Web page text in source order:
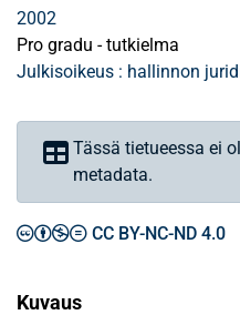
2002
Pro gradu - tutkielma
Julkisoikeus : hallinnon
Tässä tietueessa ei
metadata.
CC BY-NC-ND 4.0
Kuvaus